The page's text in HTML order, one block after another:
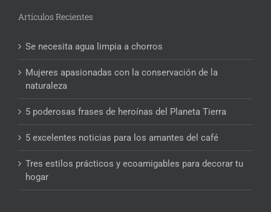
Artículos Recientes
Se necesita agua limpia a chorros
Mujeres apasionadas con la conservación de la
naturaleza
5 poderosas frases de heroínas del Planeta Tierra
5 excelentes noticias para los amantes del café
Tres estilos prácticos y ecoamigables para decorar tu
hogar